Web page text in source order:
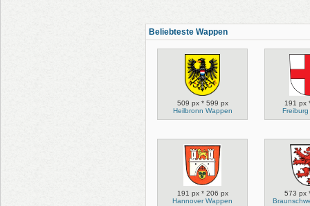
Beliebteste Wappen
509 px * 599 px
Heilbronn Wappen
191 px
191 px * 206 px
Hannover Wappen
573 px